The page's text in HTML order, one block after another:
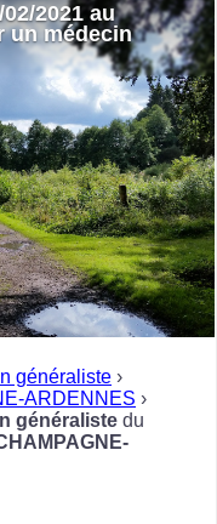
2021 au
un médecin
généraliste ›
ARDENNES ›
généraliste du